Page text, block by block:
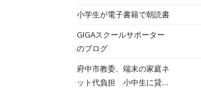
小学生が電子書籍で朝読書
GIGAスクールサポーター
のブログ
府中市教委、端末の家庭ネ
ット代負担 小中生に貸